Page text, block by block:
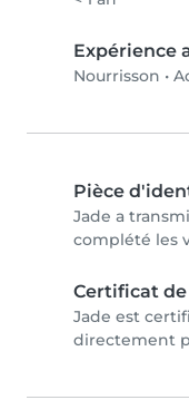
Expérience
Nourrisson •
Pièce
Jade a
complété les
Certificat
Jade est
directement